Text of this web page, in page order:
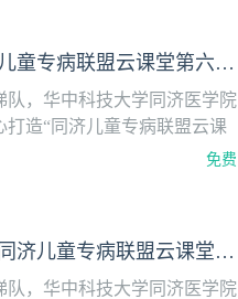
韩玲芝：儿童哮喘个案管理临床实践【同济儿童专病联盟云课堂第六季】
，华中科技大学同济医学院
造“同济儿童专病联盟云课
哮喘个案管理临床实践【直
免费
儿童暴发性心肌炎的诊治思路与病例分享【同济儿童专病联盟云课堂第六季】
，华中科技大学同济医学院